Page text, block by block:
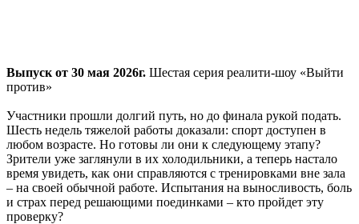
Выпуск от 30 мая 2026г. Шестая серия реалити-шоу «Выйти
против»
Участники прошли долгий путь, но до финала рукой подать.
Шесть недель тяжелой работы доказали: спорт доступен в
любом возрасте. Но готовы ли они к следующему этапу?
Зрители уже заглянули в их холодильники, а теперь настало
время увидеть, как они справляются с тренировками вне зала
– на своей обычной работе. Испытания на выносливость, боль
и страх перед решающими поединками – кто пройдет эту
проверку?